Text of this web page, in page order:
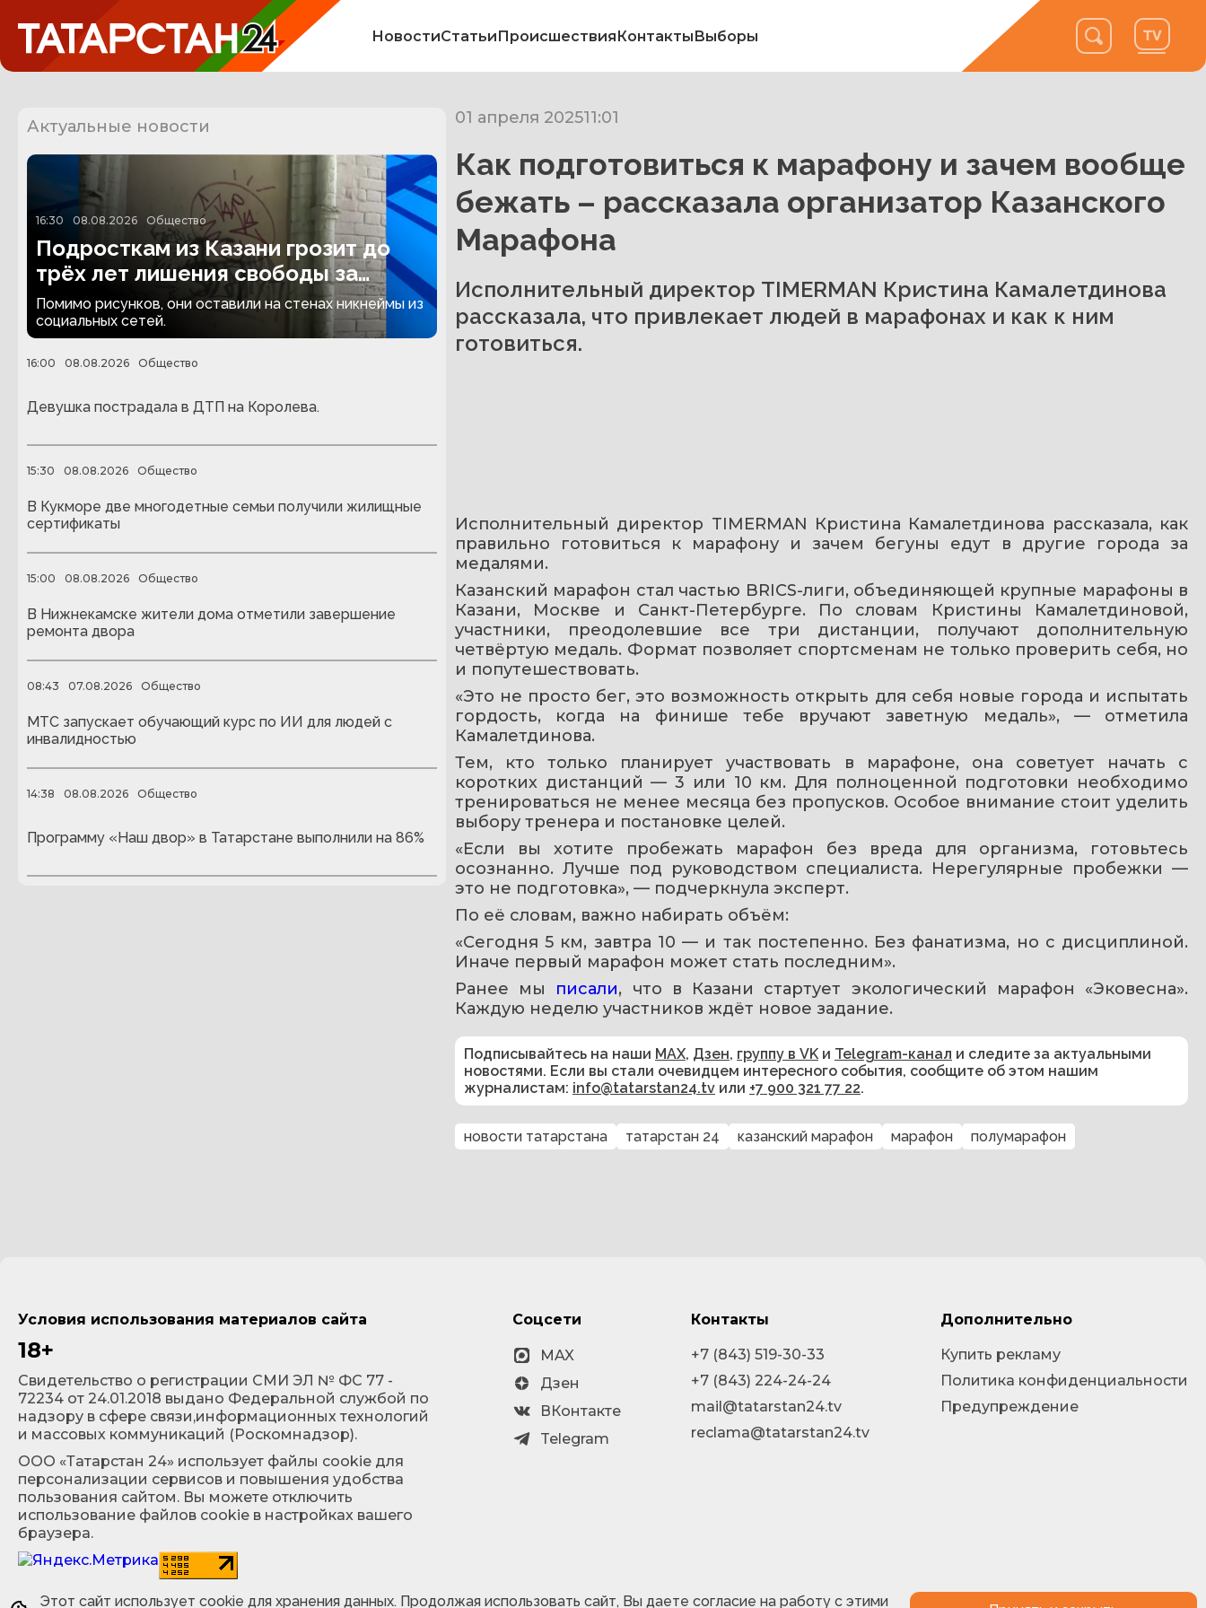
НовостиСтатьиПроисшествияКонтактыВыборы
Актуальные новости
16:30 08.08.2026 Общество
Подросткам из Казани грозит до
трёх лет лишения свободы за
граффити
Помимо рисунков, они оставили на стенах никнеймы из
социальных сетей.
16:00 08.08.2026 Общество
Девушка пострадала в ДТП на Королева.
15:30 08.08.2026 Общество
В Кукморе две многодетные семьи получили жилищные
сертификаты
15:00 08.08.2026 Общество
В Нижнекамске жители дома отметили завершение
ремонта двора
08:43 07.08.2026 Общество
МТС запускает обучающий курс по ИИ для людей с
инвалидностью
14:38 08.08.2026 Общество
Программу «Наш двор» в Татарстане выполнили на 86%
01 апреля 202511:01
Как подготовиться к марафону и зачем вообще
бежать – рассказала организатор Казанского
Марафона
Исполнительный директор TIMERMAN Кристина Камалетдинова
рассказала, что привлекает людей в марафонах и как к ним
готовиться.
Исполнительный директор TIMERMAN Кристина Камалетдинова рассказала, как
правильно готовиться к марафону и зачем бегуны едут в другие города за
медалями.
Казанский марафон стал частью BRICS-лиги, объединяющей крупные марафоны в
Казани, Москве и Санкт-Петербурге. По словам Кристины Камалетдиновой,
участники, преодолевшие все три дистанции, получают дополнительную
четвёртую медаль. Формат позволяет спортсменам не только проверить себя, но
и попутешествовать.
«Это не просто бег, это возможность открыть для себя новые города и испытать
гордость, когда на финише тебе вручают заветную медаль», — отметила
Камалетдинова.
Тем, кто только планирует участвовать в марафоне, она советует начать с
коротких дистанций — 3 или 10 км. Для полноценной подготовки необходимо
тренироваться не менее месяца без пропусков. Особое внимание стоит уделить
выбору тренера и постановке целей.
«Если вы хотите пробежать марафон без вреда для организма, готовьтесь
осознанно. Лучше под руководством специалиста. Нерегулярные пробежки —
это не подготовка», — подчеркнула эксперт.
По её словам, важно набирать объём:
«Сегодня 5 км, завтра 10 — и так постепенно. Без фанатизма, но с дисциплиной.
Иначе первый марафон может стать последним».
Ранее мы писали, что в Казани стартует экологический марафон «Эковесна».
Каждую неделю участников ждёт новое задание.
Подписывайтесь на наши MAX, Дзен, группу в VK и Telegram-канал и следите за актуальными
новостями. Если вы стали очевидцем интересного события, сообщите об этом нашим
журналистам: info@tatarstan24.tv или +7 900 321 77 22.
новости татарстана татарстан 24 казанский марафон марафон полумарафон
Условия использования материалов сайта
18+
Cвидетельство о регистрации СМИ ЭЛ № ФС 77 -
72234 от 24.01.2018 выдано Федеральной службой по
надзору в сфере связи,информационных технологий
и массовых коммуникаций (Роскомнадзор).
ООО «Татарстан 24» использует файлы cookie для
персонализации сервисов и повышения удобства
пользования сайтом. Вы можете отключить
использование файлов cookie в настройках вашего
браузера.
Соцсети
MAX
Дзен
ВКонтакте
Telegram
Контакты
+7 (843) 519-30-33
+7 (843) 224-24-24
mail@tatarstan24.tv
reclama@tatarstan24.tv
Дополнительно
Купить рекламу
Политика конфиденциальности
Предупреждение
Этот сайт использует cookie для хранения данных. Продолжая использовать сайт, Вы даете согласие на работу с этими